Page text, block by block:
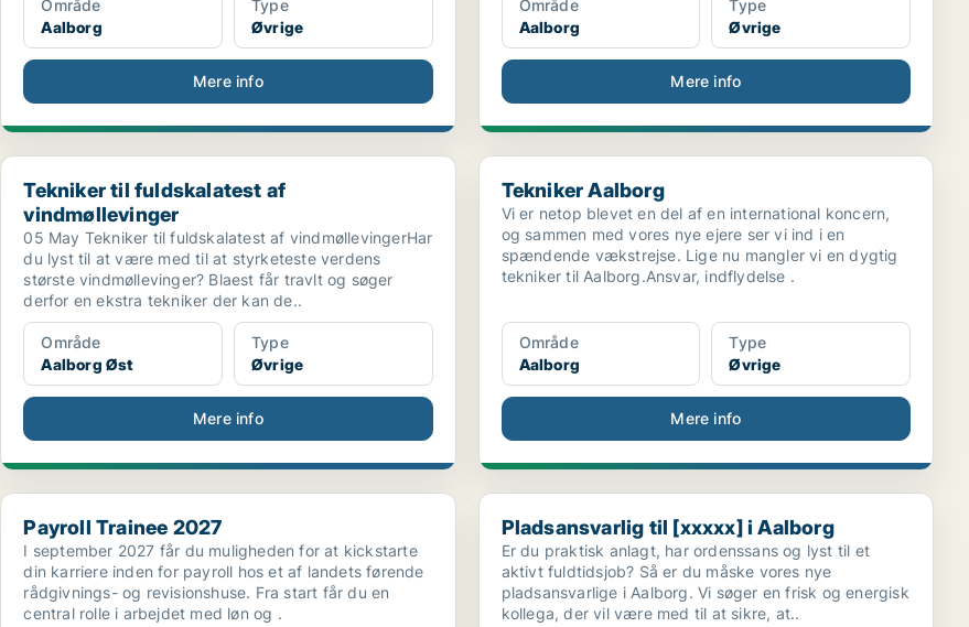
Område
Aalborg
Type
Øvrige
Mere info
Område
Aalborg
Type
Øvrige
Mere info
Tekniker til fuldskalatest af vindmøllevinger
Tekniker til fuldskalatest af
vindmøllevinger
05 May Tekniker til fuldskalatest af vindmøllevingerHar
du lyst til at være med til at styrketeste verdens
største vindmøllevinger? Blaest får travlt og søger
derfor en ekstra tekniker der kan de..
Område
Aalborg Øst
Type
Øvrige
Mere info
Tekniker Aalborg
Tekniker Aalborg
Vi er netop blevet en del af en international koncern,
og sammen med vores nye ejere ser vi ind i en
spændende vækstrejse. Lige nu mangler vi en dygtig
tekniker til Aalborg.Ansvar, indflydelse .
Område
Aalborg
Type
Øvrige
Mere info
Payroll Trainee 2027
Payroll Trainee 2027
I september 2027 får du muligheden for at kickstarte
din karriere inden for payroll hos et af landets førende
rådgivnings- og revisionshuse. Fra start får du en
central rolle i arbejdet med løn og .
Pladsansvarlig til [xxxxx] i Aalborg
Pladsansvarlig til [xxxxx] i Aalborg
Er du praktisk anlagt, har ordenssans og lyst til et
aktivt fuldtidsjob? Så er du måske vores nye
pladsansvarlige i Aalborg. Vi søger en frisk og energisk
kollega, der vil være med til at sikre, at..